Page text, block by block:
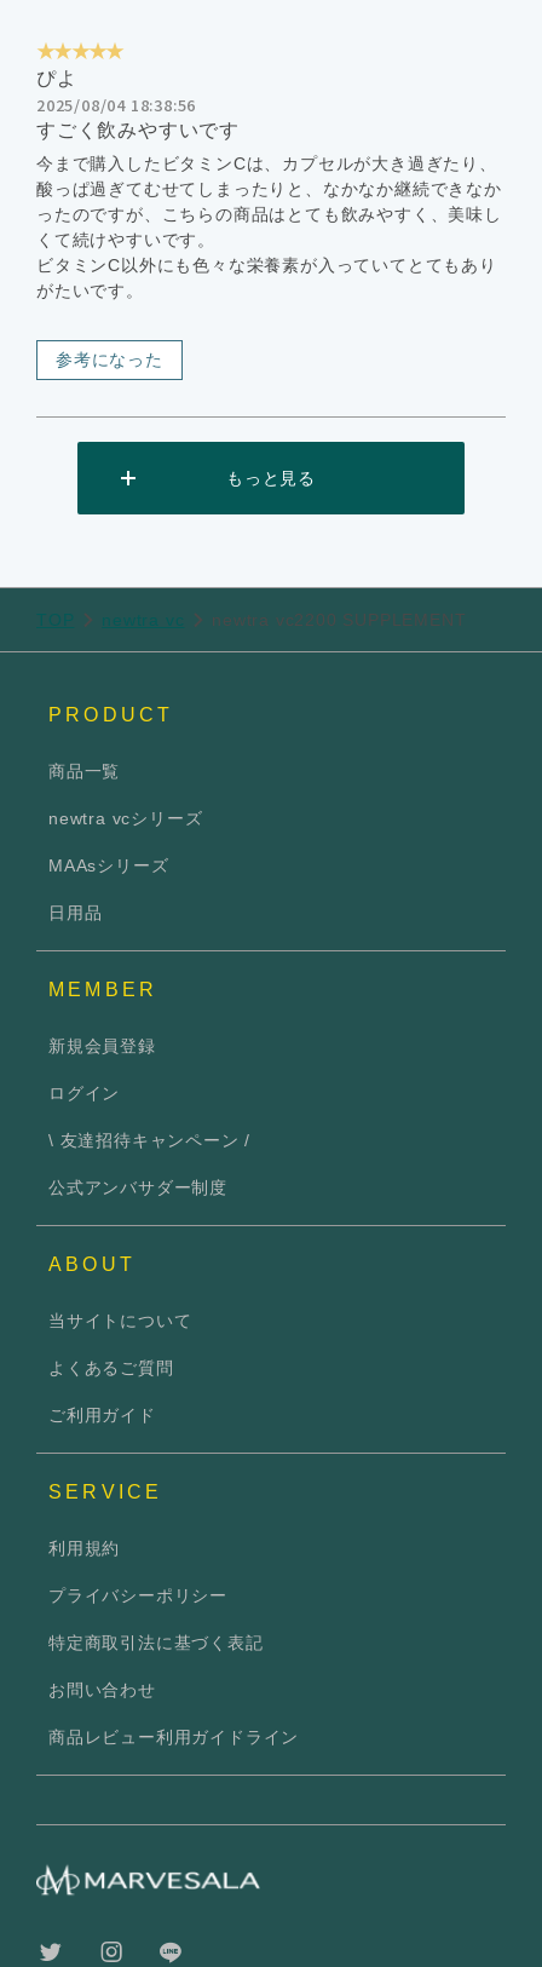
★★★★★
ぴよ
2025/08/04 18:38:56
すごく飲みやすいです
今まで購入したビタミンCは、カプセルが大き過ぎたり、
酸っぱ過ぎてむせてしまったりと、なかなか継続できなか
ったのですが、こちらの商品はとても飲みやすく、美味し
くて続けやすいです。
ビタミンC以外にも色々な栄養素が入っていてとてもあり
がたいです。
参考になった
もっと見る
TOP newtra vc newtra vc2200 SUPPLEMENT
PRODUCT
商品一覧
newtra vcシリーズ
MAAsシリーズ
日用品
MEMBER
新規会員登録
ログイン
\ 友達招待キャンペーン /
公式アンバサダー制度
ABOUT
当サイトについて
よくあるご質問
ご利用ガイド
SERVICE
利用規約
プライバシーポリシー
特定商取引法に基づく表記
お問い合わせ
商品レビュー利用ガイドライン